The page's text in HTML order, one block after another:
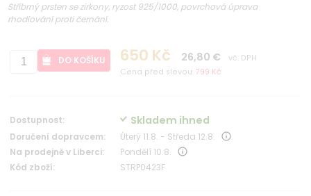
Stříbrný prsten se zirkony, ryzost 925/1000, povrchová úprava
rhodiování proti černání.
DO KOŠÍKU 650 Kč 26,80 €
vč. DPH
Cena před slevou:799 Kč
Dostupnost: Skladem ihned
Doručení dopravcem:
Úterý 11.8. - Středa 12.8.
Na prodejně v Liberci:
Pondělí 10.8.
Kód zboží:
STRP0423F